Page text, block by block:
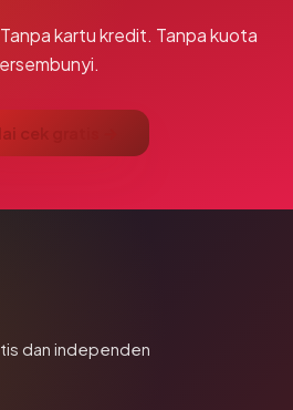
kartu kredit. Tanpa kuota
cek gratis →
dan independen